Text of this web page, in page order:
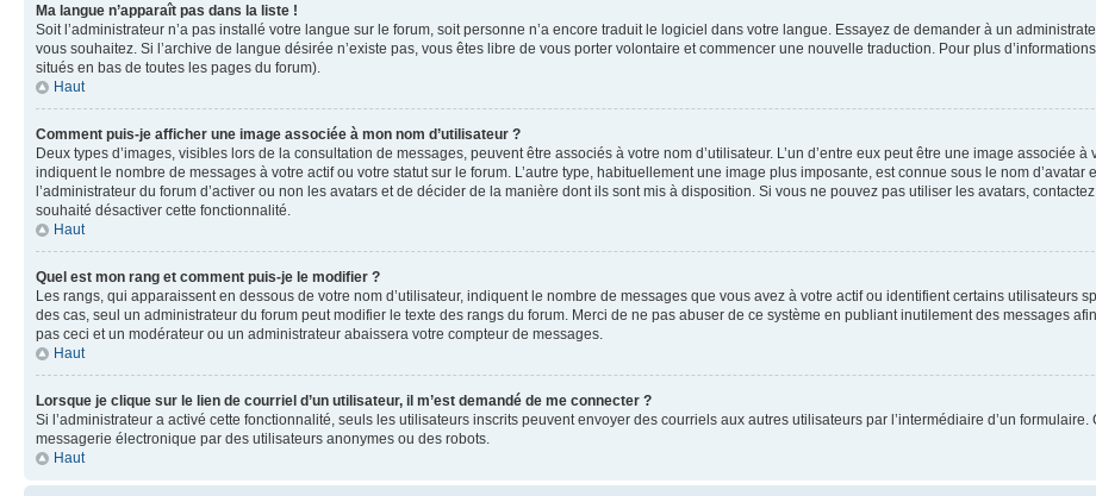
Ma langue n’apparaît pas dans la liste !
Soit l’administrateur n’a pas installé votre langue sur le forum, soit personne n’a encore traduit le logiciel dans votre langue. Essayez de demander à un
vous souhaitez. Si l’archive de langue désirée n’existe pas, vous êtes libre de vous porter volontaire et commencer une nouvelle traduction. Pour plus
situés en bas de toutes les pages du forum).
Haut
Comment puis-je afficher une image associée à mon nom d’utilisateur ?
Deux types d’images, visibles lors de la consultation de messages, peuvent être associés à votre nom d’utilisateur. L’un d’entre eux peut être une image associée
indiquent le nombre de messages à votre actif ou votre statut sur le forum. L’autre type, habituellement une image plus imposante, est connue sous le nom
l’administrateur du forum d’activer ou non les avatars et de décider de la manière dont ils sont mis à disposition. Si vous ne pouvez pas utiliser les avatars,
souhaité désactiver cette fonctionnalité.
Haut
Quel est mon rang et comment puis-je le modifier ?
Les rangs, qui apparaissent en dessous de votre nom d’utilisateur, indiquent le nombre de messages que vous avez à votre actif ou identifient certains utilisateurs
des cas, seul un administrateur du forum peut modifier le texte des rangs du forum. Merci de ne pas abuser de ce système en publiant inutilement des messages
pas ceci et un modérateur ou un administrateur abaissera votre compteur de messages.
Haut
Lorsque je clique sur le lien de courriel d’un utilisateur, il m’est demandé de me connecter ?
Si l’administrateur a activé cette fonctionnalité, seuls les utilisateurs inscrits peuvent envoyer des courriels aux autres utilisateurs par l’intermédiaire d’un
messagerie électronique par des utilisateurs anonymes ou des robots.
Haut